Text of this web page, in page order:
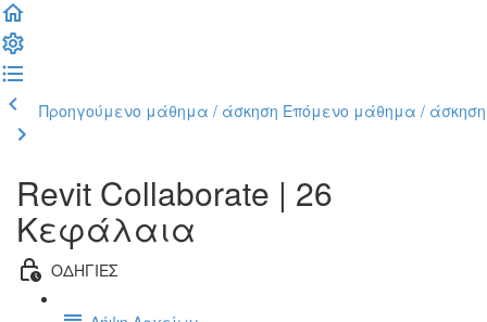
Προηγούμενο μάθημα / άσκηση Επόμενο μάθημα / άσκηση
Revit Collaborate | 26
Κεφάλαια
ΟΔΗΓΙΕΣ